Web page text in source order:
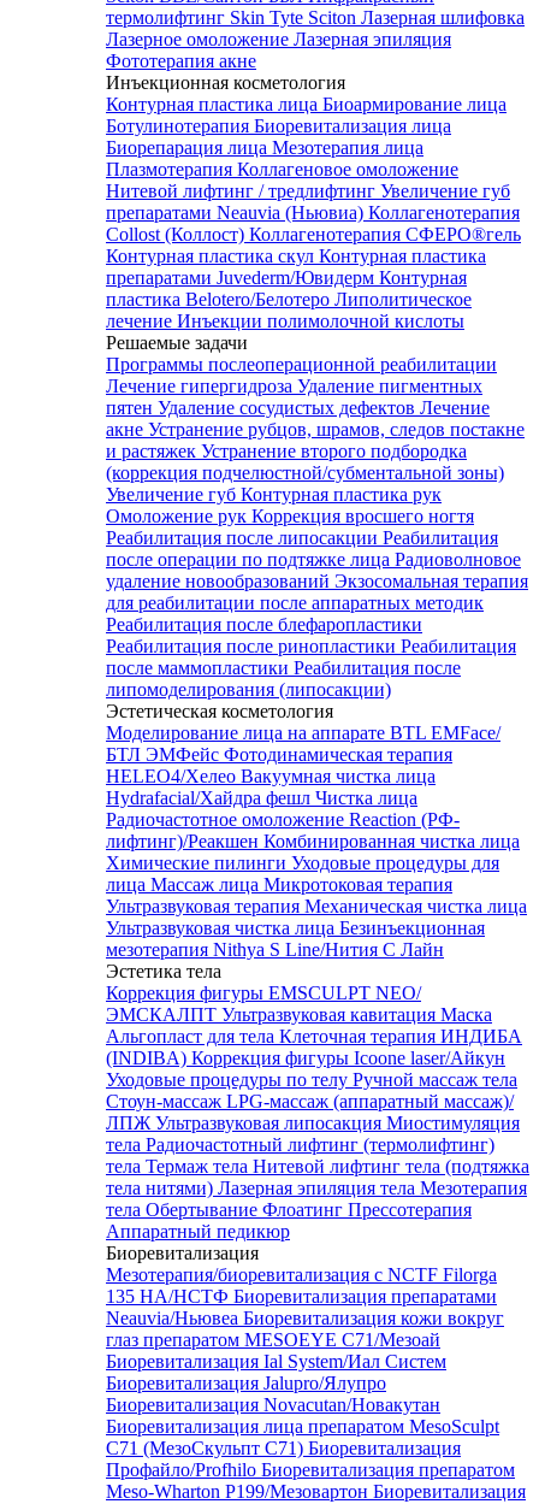
термолифтинг Skin Tyte Sciton Лазерная шлифовка
Лазерное омоложение Лазерная эпиляция
Фототерапия акне
Инъекционная косметология
Контурная пластика лица Биоармирование лица
Ботулинотерапия Биоревитализация лица
Биорепарация лица Мезотерапия лица
Плазмотерапия Коллагеновое омоложение
Нитевой лифтинг / тредлифтинг Увеличение губ
препаратами Neauvia (Ньювиа) Коллагенотерапия
Collost (Коллост) Коллагенотерапия СФЕРО®гель
Контурная пластика скул Контурная пластика
препаратами Juvederm/Ювидерм Контурная
пластика Belotero/Белотеро Липолитическое
лечение Инъекции полимолочной кислоты
Решаемые задачи
Программы послеоперационной реабилитации
Лечение гипергидроза Удаление пигментных
пятен Удаление сосудистых дефектов Лечение
акне Устранение рубцов, шрамов, следов постакне
и растяжек Устранение второго подбородка
(коррекция подчелюстной/субментальной зоны)
Увеличение губ Контурная пластика рук
Омоложение рук Коррекция вросшего ногтя
Реабилитация после липосакции Реабилитация
после операции по подтяжке лица Радиоволновое
удаление новообразований Экзосомальная терапия
для реабилитации после аппаратных методик
Реабилитация после блефаропластики
Реабилитация после ринопластики Реабилитация
после маммопластики Реабилитация после
липомоделирования (липосакции)
Эстетическая косметология
Моделирование лица на аппарате BTL EMFace/
БТЛ ЭМФейс Фотодинамическая терапия
HELEO4/Хелео Вакуумная чистка лица
Hydrafacial/Хайдра фешл Чистка лица
Радиочастотное омоложение Reaction (РФ-
лифтинг)/Реакшен Комбинированная чистка лица
Химические пилинги Уходовые процедуры для
лица Массаж лица Микротоковая терапия
Ультразвуковая терапия Механическая чистка лица
Ультразвуковая чистка лица Безинъекционная
мезотерапия Nithya S Line/Нития С Лайн
Эстетика тела
Коррекция фигуры EMSCULPT NEO/
ЭМСКАЛПТ Ультразвуковая кавитация Маска
Альгопласт для тела Клеточная терапия ИНДИБА
(INDIBA) Коррекция фигуры Icoone laser/Айкун
Уходовые процедуры по телу Ручной массаж тела
Стоун-массаж LPG-массаж (аппаратный массаж)/
ЛПЖ Ультразвуковая липосакция Миостимуляция
тела Радиочастотный лифтинг (термолифтинг)
тела Термаж тела Нитевой лифтинг тела (подтяжка
тела нитями) Лазерная эпиляция тела Мезотерапия
тела Обертывание Флоатинг Прессотерапия
Аппаратный педикюр
Биоревитализация
Мезотерапия/биоревитализация с NCTF Filorga
135 HA/НСТФ Биоревитализация препаратами
Neauvia/Ньювеа Биоревитализация кожи вокруг
глаз препаратом MESOEYE C71/Мезоай
Биоревитализация Ial System/Иал Систем
Биоревитализация Jalupro/Ялупро
Биоревитализация Novacutan/Новакутан
Биоревитализация лица препаратом MesoSculpt
C71 (МезоСкульпт С71) Биоревитализация
Профайло/Profhilo Биоревитализация препаратом
Meso-Wharton P199/Мезовартон Биоревитализация